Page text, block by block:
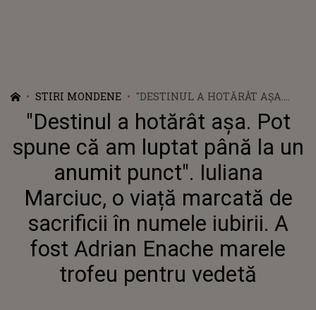
STIRI MONDENE
"DESTINUL A HOTĂRÂT AŞA.
POT SPUNE CĂ AM LUPTAT
PÂNĂ LA UN ANUMIT PUNCT".
IULIANA MARCIUC, O VIAȚĂ
MARCATĂ DE SACRIFICII ÎN
NUMELE IUBIRII. A FOST
TROFEU PENTRU VEDETĂ
"Destinul a hotărât aşa. Pot
spune că am luptat până la un
anumit punct". Iuliana
Marciuc, o viață marcată de
sacrificii în numele iubirii. A
fost Adrian Enache marele
trofeu pentru vedetă